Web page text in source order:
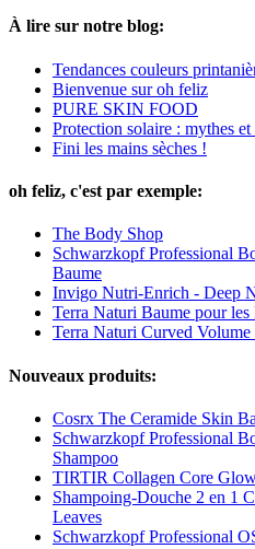
À lire sur notre blog:
Tendances couleurs
Bienvenue sur oh feliz
PURE SKIN FOOD
Protection solaire : mythes et
Fini les mains sèches !
oh feliz, c'est par exemple:
The Body Shop
Schwarzkopf Professional
Baume
Invigo Nutri-Enrich - Deep
Terra Naturi Baume pour
Terra Naturi Curved Volume
Nouveaux produits:
Cosrx The Ceramide Skin
Schwarzkopf Professional
Shampoo
TIRTIR Collagen Core
Shampoing-Douche 2 en 1
Leaves
Schwarzkopf Professional